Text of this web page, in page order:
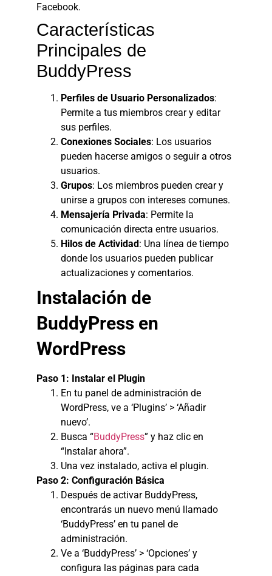
Facebook.
Características
Principales de
BuddyPress
Perfiles de Usuario Personalizados:
Permite a tus miembros crear y editar
sus perfiles.
Conexiones Sociales: Los usuarios
pueden hacerse amigos o seguir a otros
usuarios.
Grupos: Los miembros pueden crear y
unirse a grupos con intereses comunes.
Mensajería Privada: Permite la
comunicación directa entre usuarios.
Hilos de Actividad: Una línea de tiempo
donde los usuarios pueden publicar
actualizaciones y comentarios.
Instalación de
BuddyPress en
WordPress
Paso 1: Instalar el Plugin
En tu panel de administración de
WordPress, ve a ‘Plugins’ > ‘Añadir
nuevo’.
Busca “BuddyPress” y haz clic en
“Instalar ahora”.
Una vez instalado, activa el plugin.
Paso 2: Configuración Básica
Después de activar BuddyPress,
encontrarás un nuevo menú llamado
‘BuddyPress’ en tu panel de
administración.
Ve a ‘BuddyPress’ > ‘Opciones’ y
configura las páginas para cada